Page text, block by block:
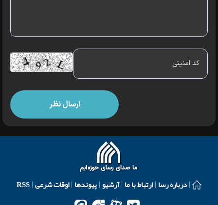
درباره رسا ارتباط با ما آرشیو پیوندها اوقات شرعی RSS